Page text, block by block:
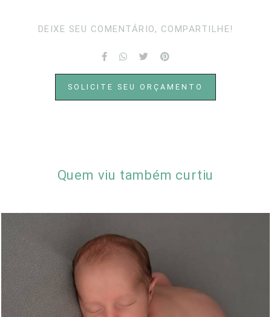
DEIXE SEU COMENTÁRIO, COMPARTILHE!
SOLICITE SEU ORÇAMENTO
Quem viu também curtiu